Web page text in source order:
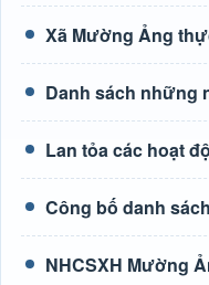
Xã Mường Ảng
Danh sách những
Lan tỏa các hoạt
Công bố danh
NHCSXH Mường